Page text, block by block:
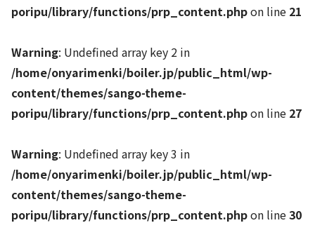
poripu/library/functions/prp_content.phpon line 21
Warning: Undefined array key 2 in
/home/onyarimenki/boiler.jp/public_html/wp-
content/themes/sango-theme-
poripu/library/functions/prp_content.phpon line 27
Warning: Undefined array key 3 in
/home/onyarimenki/boiler.jp/public_html/wp-
content/themes/sango-theme-
poripu/library/functions/prp_content.phpon line30